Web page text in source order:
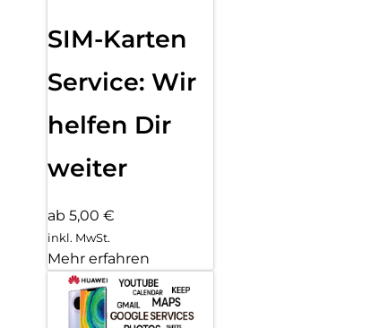
SIM-Karten
Service: Wir
helfen Dir
weiter
ab 5,00 €
inkl. MwSt.
Mehr erfahren